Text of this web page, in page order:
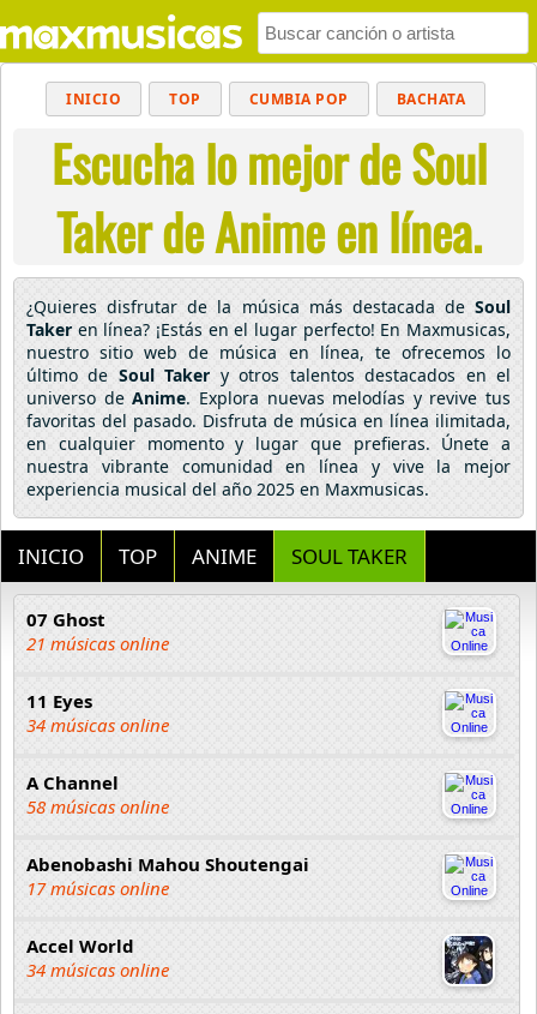
INICIO TOP CUMBIA POP BACHATA
MUSICA CRISTIANA REGGAETON
BALADAS ALTERNATIVO ELECTRÓNICA
CUMBIAS
Escucha lo mejor de Soul
Taker de Anime en línea.
¿Quieres disfrutar de la música más destacada de Soul
Taker en línea? ¡Estás en el lugar perfecto! En Maxmusicas,
nuestro sitio web de música en línea, te ofrecemos lo
último de Soul Taker y otros talentos destacados en el
universo deAnime. Explora nuevas melodías y revive tus
favoritas del pasado. Disfruta de música en línea ilimitada,
en cualquier momento y lugar que prefieras. Únete a
nuestra vibrante comunidad en línea y vive la mejor
experiencia musical del año 2025 en Maxmusicas.
INICIO TOP ANIME SOUL TAKER
07 Ghost
21 músicas online
11 Eyes
34 músicas online
A Channel
58 músicas online
Abenobashi Mahou Shoutengai
17 músicas online
Accel World
34 músicas online